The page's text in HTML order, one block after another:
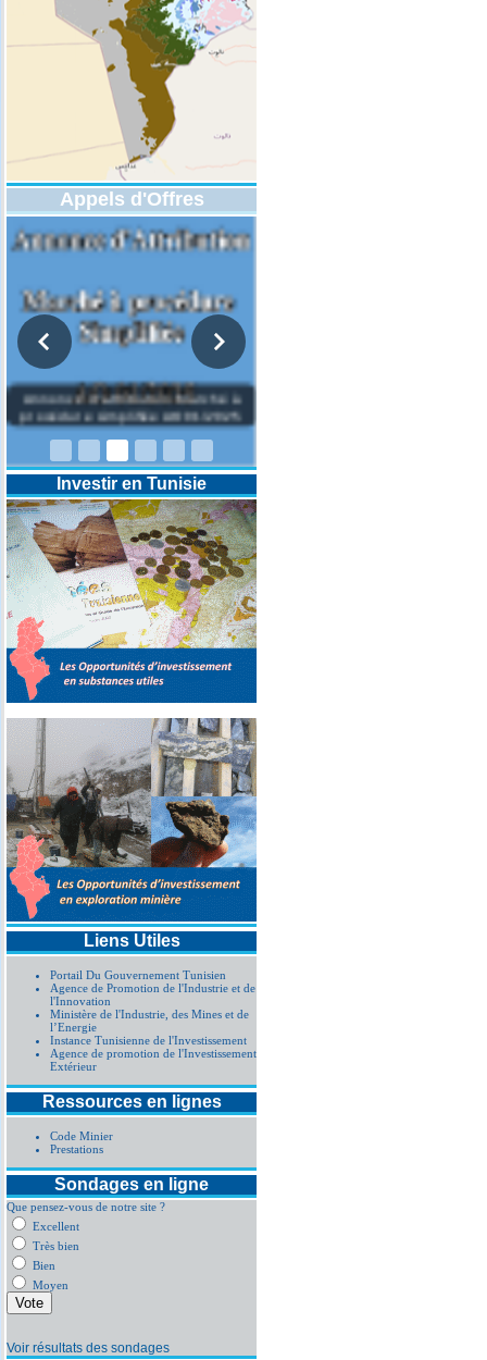
Appels d'Offres
DESIGNATION D’UN REVISEUR
COMPTABLE POUR LES
EXERCICES 2025-2026-2027
Investir en Tunisie
Liens Utiles
Portail Du Gouvernement Tunisien
Agence de Promotion de l'Industrie et de
l'Innovation
Ministère de l'Industrie, des Mines et de
l’Energie
Instance Tunisienne de l'Investissement
Agence de promotion de l'Investissement
Extérieur
Ressources en lignes
Code Minier
Prestations
Sondages en ligne
Que pensez-vous de notre site ?
Excellent
Très bien
Bien
Moyen
Voir résultats des sondages